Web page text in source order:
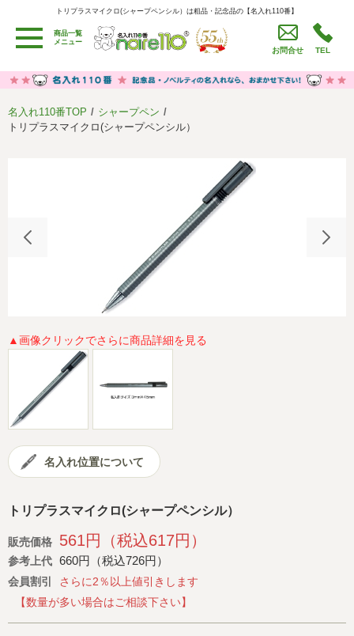
トリプラスマイクロ(シャープペンシル）は粗品・記念品の【名入れ110番】
トリプラスマイクロ(シャープペンシル）は粗品・記念品の【名入れ110番】
商品一覧
メニュー
お問合せ TEL
用途別カテゴリ
卒園・卒業記念品
労働組合・設立記念・周年記念
うちわ・扇子・ファン
セール品グッズ
名入れについて
社会貢献活動 特定商取引法に基づく表記
著作権と推奨環境について
名入れ110番TOP
シャープペン
トリプラスマイクロ(シャープペンシル）
▲画像クリックでさらに商品詳細を見る
名入れ位置について
トリプラスマイクロ(シャープペンシル）
販売価格 561円（税込617円）
参考上代 660円（税込726円）
会員割引
さらに2％以上値引きします
【数量が多い場合はご相談下さい】